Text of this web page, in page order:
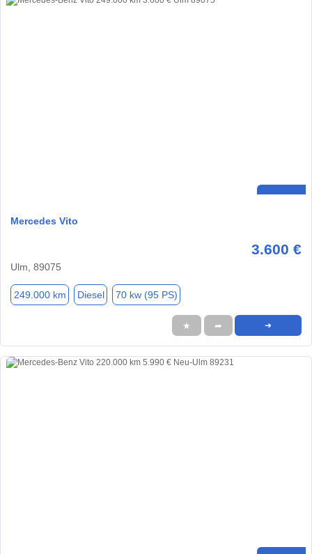
Mercedes Vito
3.600 €
Ulm, 89075
249.000 km Diesel 70 kw (95 PS)
★ ➦ ➜